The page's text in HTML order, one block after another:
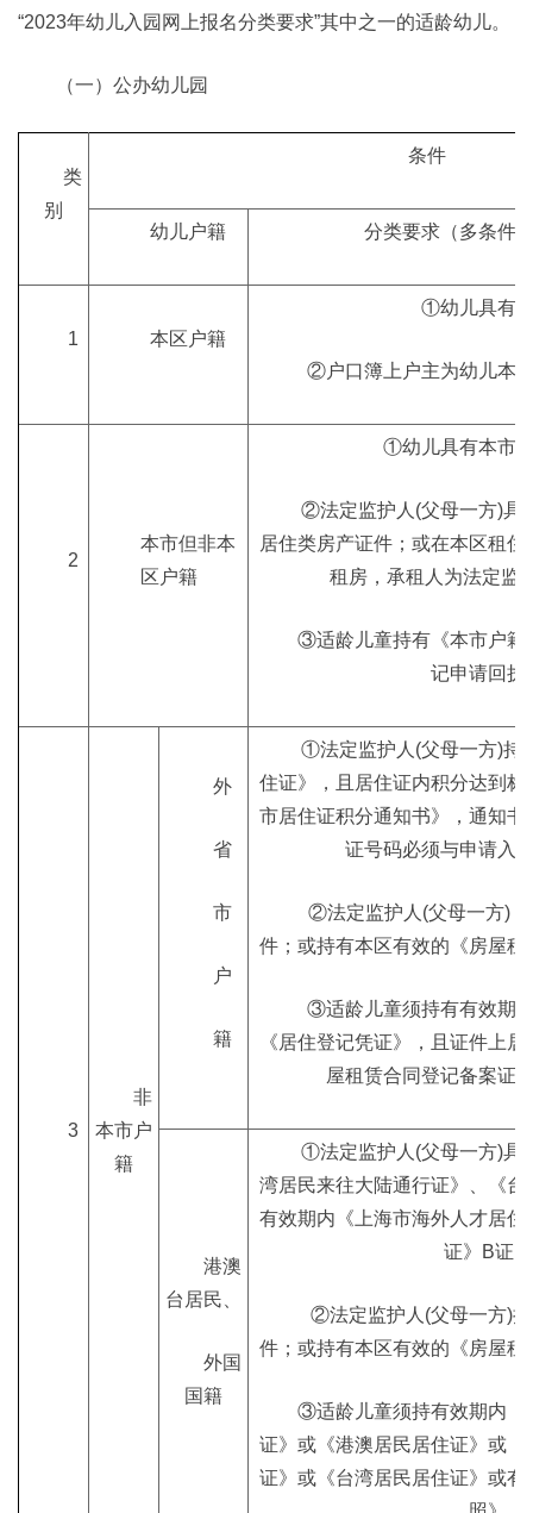
“2023年幼儿入园网上报名分类要求”其中之一的适龄幼儿。
（一）公办幼儿园
类
别
条件
幼儿户籍 分类要求（多条件
1 本区户籍
①幼儿具有
②户口簿上户主为幼儿本
2
本市但非本
区户籍
①幼儿具有本市
②法定监护人(父母一方)具
居住类房产证件；或在本区租
租房，承租人为法定监
③适龄儿童持有《本市户籍
记申请回执
3
非
本市户
籍
外
省
市
户
籍
①法定监护人(父母一方)持
住证》，且居住证内积分达到
市居住证积分通知书》，通知
证号码必须与申请入
②法定监护人(父母一方)
件；或持有本区有效的《房屋
③适龄儿童须持有有效期
《居住登记凭证》，且证件上
屋租赁合同登记备案证
港澳
台居民、
外国
国籍
①法定监护人(父母一方)具
湾居民来往大陆通行证》、《
有效期内《上海市海外人才居
证》B证）
②法定监护人(父母一方)
件；或持有本区有效的《房屋
③适龄儿童须持有效期内《
证》或《港澳居民居住证》或
证》或《台湾居民居住证》或